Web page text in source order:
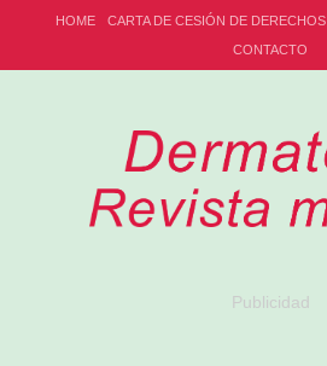
HOME CARTA DE CESIÓN DE DERECHOS
CONTACTO
Publicidad